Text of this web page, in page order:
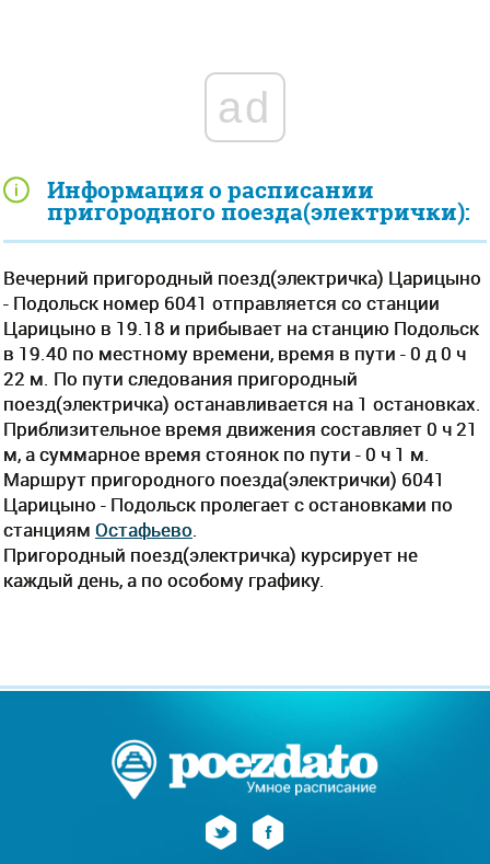
Информация о расписании
пригородного поезда(электрички):
Вечерний пригородный поезд(электричка) Царицыно
- Подольск номер 6041 отправляется со станции
Царицыно в 19.18 и прибывает на станцию Подольск
в 19.40 по местному времени, время в пути - 0 д 0 ч
22 м. По пути следования пригородный
поезд(электричка) останавливается на 1 остановках.
Приблизительное время движения составляет 0 ч 21
м, а суммарное время стоянок по пути - 0 ч 1 м.
Маршрут пригородного поезда(электрички) 6041
Царицыно - Подольск пролегает c остановками по
станциям Остафьево
Пригородный поезд(электричка) курсирует не
каждый день, а по особому графику.
ad